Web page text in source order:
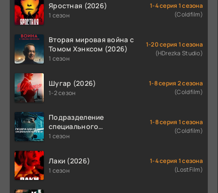
Яростная (2026)
1 сезон
1-4 серия 1 сезона
(Coldfilm)
Вторая мировая война с
Томом Хэнксом (2026)
1 сезон
1-20 серия 1 сезона
(HDrezka Studio)
Шугар (2026)
1-2 сезон
1-8 серия 2 сезона
(Coldfilm)
Подразделение
специального
назначения (2026)
1 сезон
1-8 серия 1 сезона
(Coldfilm)
Лаки (2026)
1 сезон
1-4 серия 1 сезона
(LostFilm)